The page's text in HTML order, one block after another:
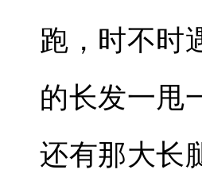
跑，时不时
的长发一甩
还有那大长